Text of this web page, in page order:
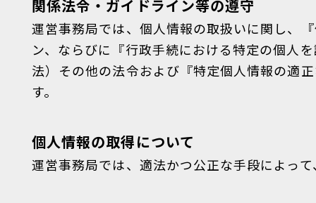
関係法令・ガイドライン等の遵守
運営事務局では、個人情報の取扱いに関し、
ン、ならびに『行政手続における特定の個人
法）その他の法令および『特定個人情報の適
す。
個人情報の取得について
運営事務局では、適法かつ公正な手段によっ